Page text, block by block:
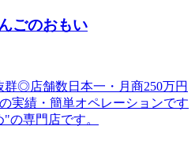
ごのおもい
群◎店舗数日本一・月商250万円
実績・簡単オペレーションです
の専門店です。